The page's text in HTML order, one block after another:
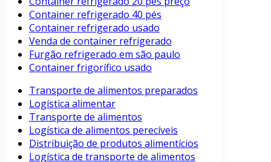
Container refrigerado 40 pés
Container refrigerado usado
Venda de container refrigerado
Furgão refrigerado em são paulo
Container frigorífico usado
Transporte de alimentos preparados
Logística alimentar
Transporte de alimentos
Logística de alimentos perecíveis
Distribuição de produtos alimentícios
Logística de transporte de alimentos